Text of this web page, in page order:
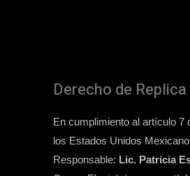
Derecho de Replica
En cumplimiento al artículo 7
los Estados Unidos
Responsable: Lic. Patricia